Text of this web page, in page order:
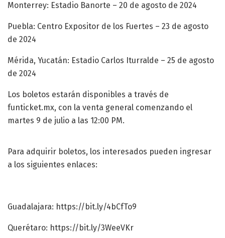
Monterrey: Estadio Banorte – 20 de agosto de 2024
Puebla: Centro Expositor de los Fuertes – 23 de agosto
de 2024
Mérida, Yucatán: Estadio Carlos Iturralde – 25 de agosto
de 2024
Los boletos estarán disponibles a través de
funticket.mx, con la venta general comenzando el
martes 9 de julio a las 12:00 PM.
Para adquirir boletos, los interesados pueden ingresar
a los siguientes enlaces:
Guadalajara: https://bit.ly/4bCfTo9
Querétaro: https://bit.ly/3WeeVKr